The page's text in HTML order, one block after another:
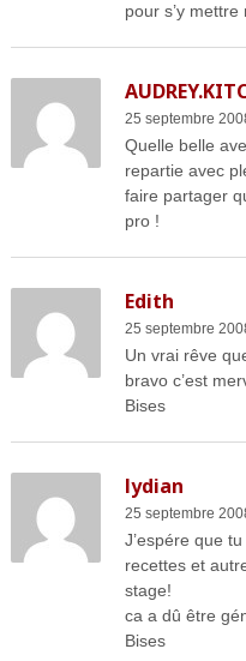
pour s’y mettre
25 septembre
Quelle belle
repartie avec
faire partager
pro !
Edith
25 septembre
Un vrai rêve
bravo c’est
Bises
lydian
25 septembre
J’espére que
recettes et
stage!
ca a dû être
Bises